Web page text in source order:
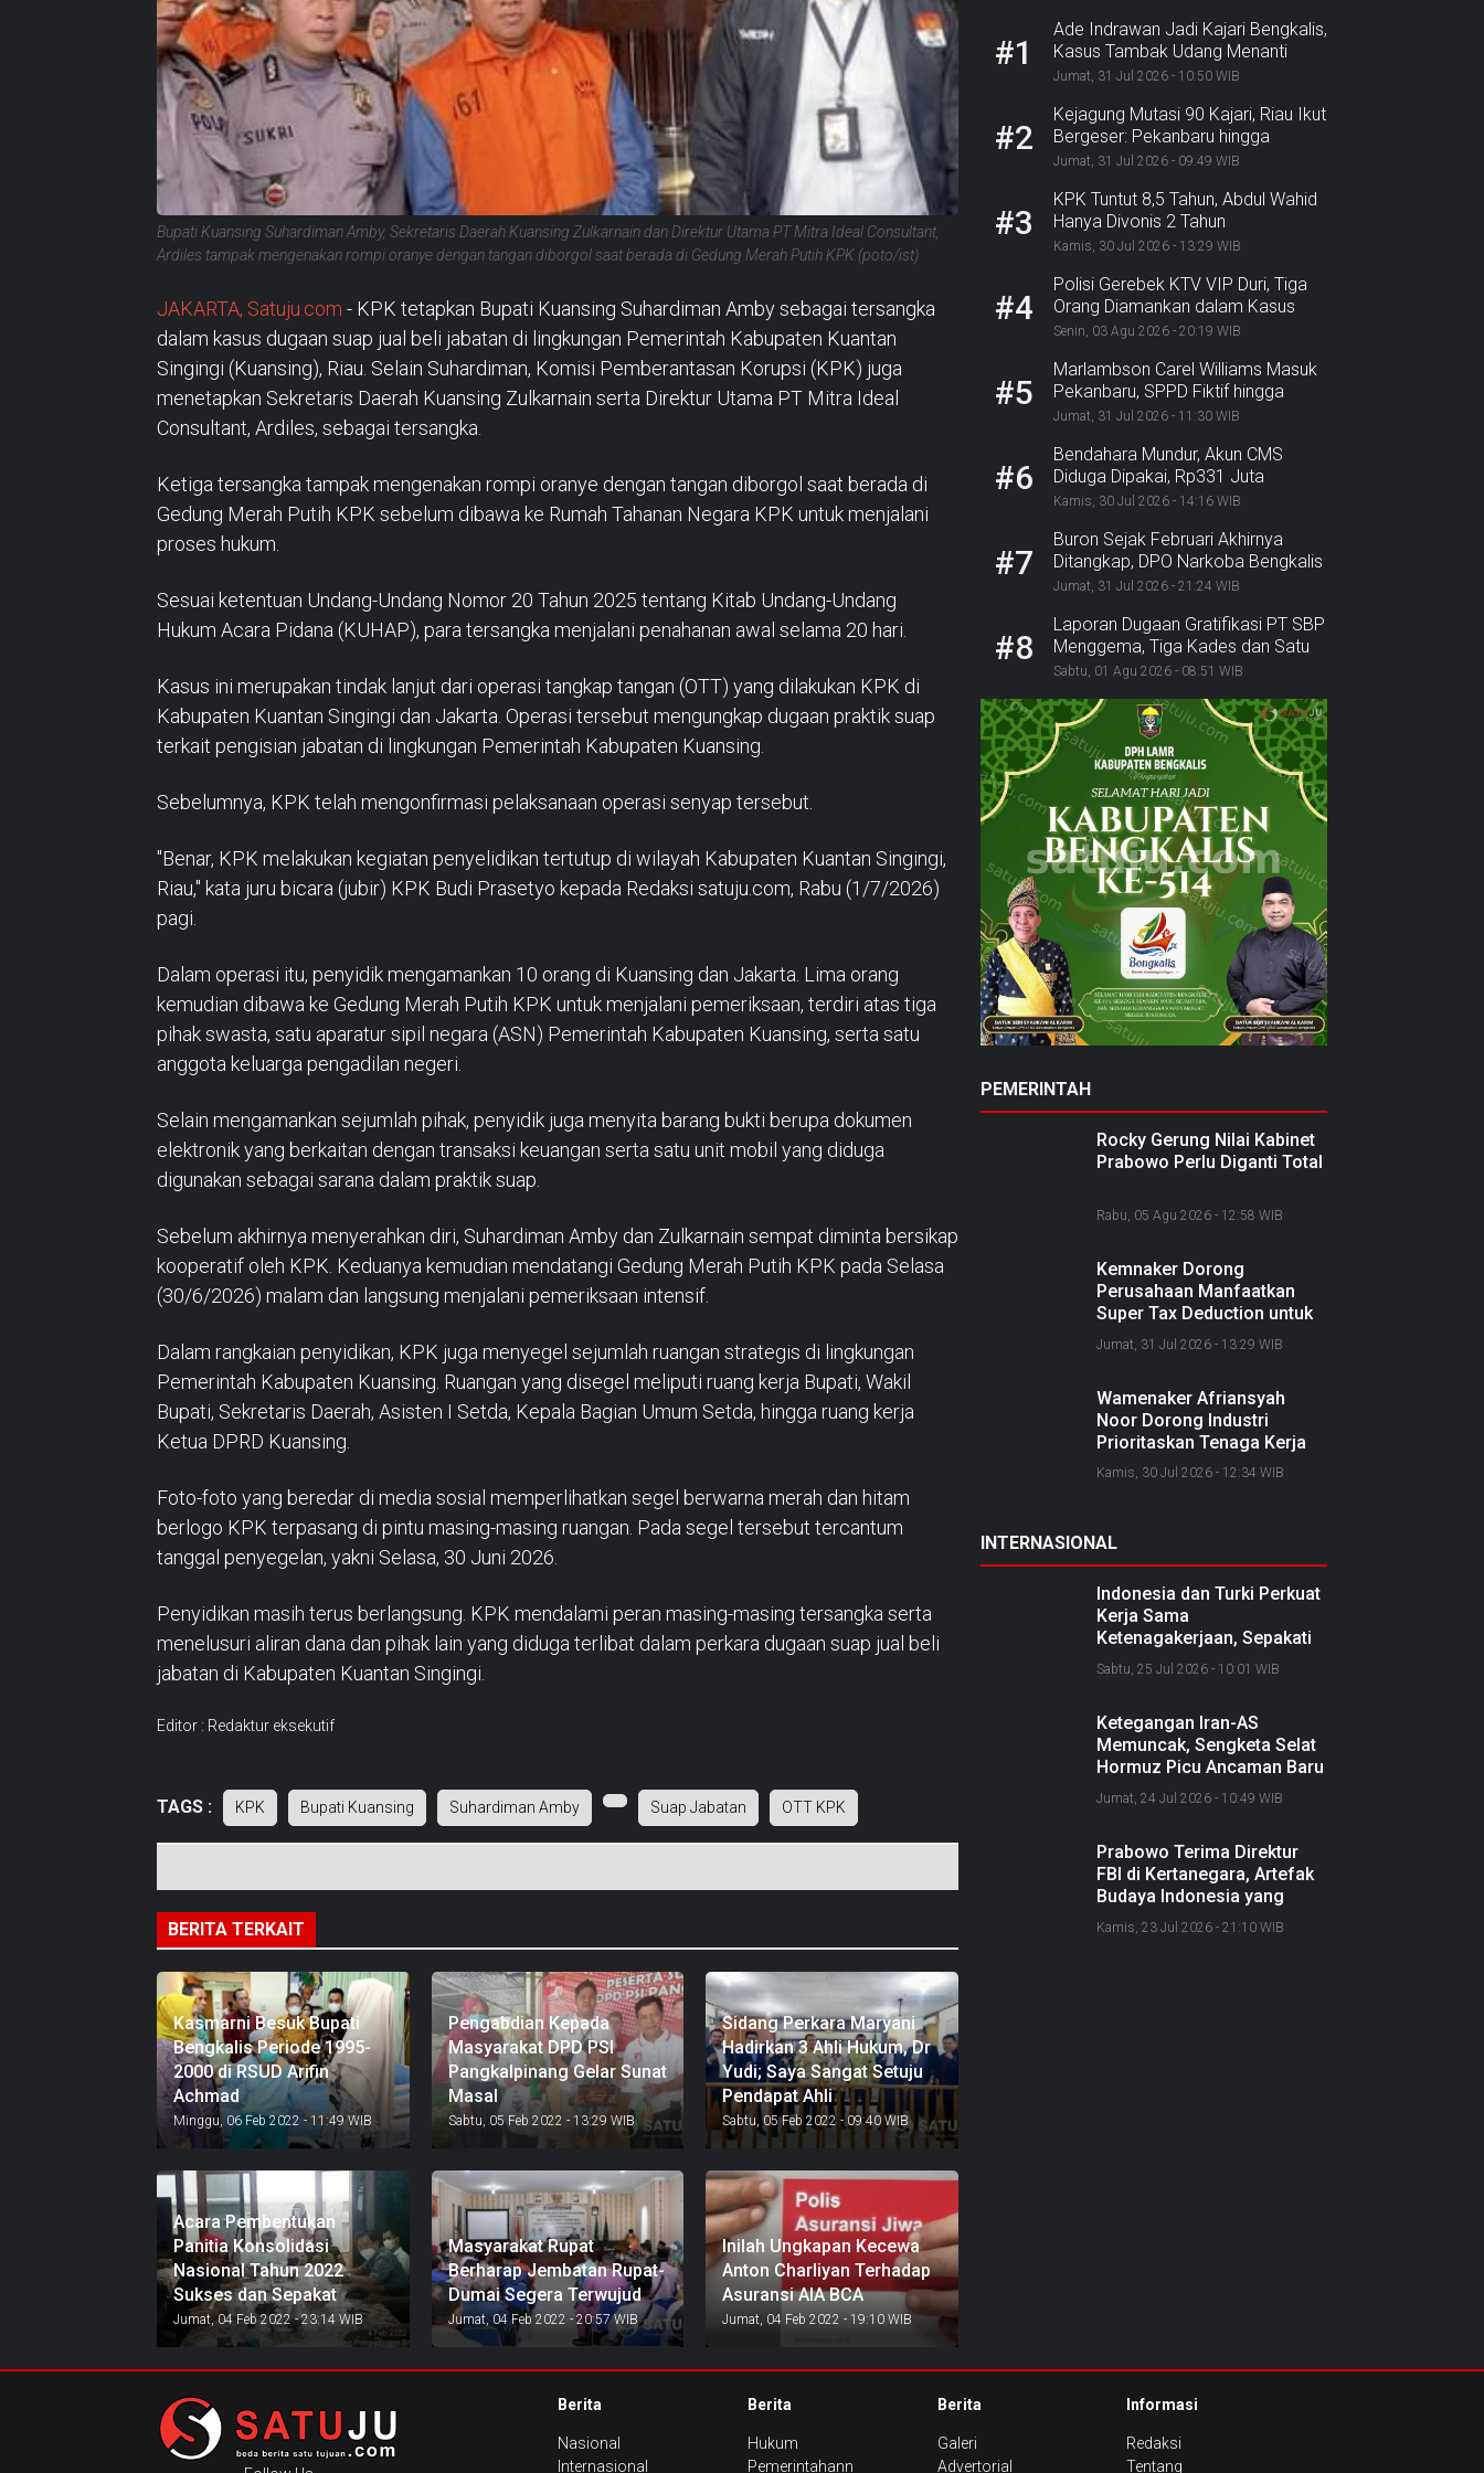
Bupati Kuansing Suhardiman Amby, Sekretaris Daerah Kuansing Zulkarnain dan Direktur Utama PT Mitra Ideal Consultant,
Ardiles tampak mengenakan rompi oranye dengan tangan diborgol saat berada di Gedung Merah Putih KPK.(poto/ist)
JAKARTA, Satuju.com - KPK tetapkan Bupati Kuansing Suhardiman Amby sebagai tersangka
dalam kasus dugaan suap jual beli jabatan di lingkungan Pemerintah Kabupaten Kuantan
Singingi (Kuansing), Riau. Selain Suhardiman, Komisi Pemberantasan Korupsi (KPK) juga
menetapkan Sekretaris Daerah Kuansing Zulkarnain serta Direktur Utama PT Mitra Ideal
Consultant, Ardiles, sebagai tersangka.
Ketiga tersangka tampak mengenakan rompi oranye dengan tangan diborgol saat berada di
Gedung Merah Putih KPK sebelum dibawa ke Rumah Tahanan Negara KPK untuk menjalani
proses hukum.
Sesuai ketentuan Undang-Undang Nomor 20 Tahun 2025 tentang Kitab Undang-Undang
Hukum Acara Pidana (KUHAP), para tersangka menjalani penahanan awal selama 20 hari.
Kasus ini merupakan tindak lanjut dari operasi tangkap tangan (OTT) yang dilakukan KPK di
Kabupaten Kuantan Singingi dan Jakarta. Operasi tersebut mengungkap dugaan praktik suap
terkait pengisian jabatan di lingkungan Pemerintah Kabupaten Kuansing.
Sebelumnya, KPK telah mengonfirmasi pelaksanaan operasi senyap tersebut.
"Benar, KPK melakukan kegiatan penyelidikan tertutup di wilayah Kabupaten Kuantan Singingi,
Riau," kata juru bicara (jubir) KPK Budi Prasetyo kepada Redaksi satuju.com, Rabu (1/7/2026)
pagi.
Dalam operasi itu, penyidik mengamankan 10 orang di Kuansing dan Jakarta. Lima orang
kemudian dibawa ke Gedung Merah Putih KPK untuk menjalani pemeriksaan, terdiri atas tiga
pihak swasta, satu aparatur sipil negara (ASN) Pemerintah Kabupaten Kuansing, serta satu
anggota keluarga pengadilan negeri.
Selain mengamankan sejumlah pihak, penyidik juga menyita barang bukti berupa dokumen
elektronik yang berkaitan dengan transaksi keuangan serta satu unit mobil yang diduga
digunakan sebagai sarana dalam praktik suap.
Sebelum akhirnya menyerahkan diri, Suhardiman Amby dan Zulkarnain sempat diminta bersikap
kooperatif oleh KPK. Keduanya kemudian mendatangi Gedung Merah Putih KPK pada Selasa
(30/6/2026) malam dan langsung menjalani pemeriksaan intensif.
Dalam rangkaian penyidikan, KPK juga menyegel sejumlah ruangan strategis di lingkungan
Pemerintah Kabupaten Kuansing. Ruangan yang disegel meliputi ruang kerja Bupati, Wakil
Bupati, Sekretaris Daerah, Asisten I Setda, Kepala Bagian Umum Setda, hingga ruang kerja
Ketua DPRD Kuansing.
Foto-foto yang beredar di media sosial memperlihatkan segel berwarna merah dan hitam
berlogo KPK terpasang di pintu masing-masing ruangan. Pada segel tersebut tercantum
tanggal penyegelan, yakni Selasa, 30 Juni 2026.
Penyidikan masih terus berlangsung. KPK mendalami peran masing-masing tersangka serta
menelusuri aliran dana dan pihak lain yang diduga terlibat dalam perkara dugaan suap jual beli
jabatan di Kabupaten Kuantan Singingi.
Editor : Redaktur eksekutif
TAGS : KPK Bupati Kuansing Suhardiman Amby Suap Jabatan OTT KPK
BERITA TERKAIT
Kasmarni Besuk Bupati
Bengkalis Periode 1995-
2000 di RSUD Arifin
Achmad
Minggu, 06 Feb 2022 - 11:49 WIB
Pengabdian Kepada
Masyarakat DPD PSI
Pangkalpinang Gelar Sunat
Masal
Sabtu, 05 Feb 2022 - 13:29 WIB
Sidang Perkara Maryani
Hadirkan 3 Ahli Hukum, Dr
Yudi; Saya Sangat Setuju
Pendapat Ahli
Sabtu, 05 Feb 2022 - 09:40 WIB
Acara Pembentukan
Panitia Konsolidasi
Nasional Tahun 2022
Sukses dan Sepakat
Jumat, 04 Feb 2022 - 23:14 WIB
Masyarakat Rupat
Berharap Jembatan Rupat-
Dumai Segera Terwujud
Jumat, 04 Feb 2022 - 20:57 WIB
Inilah Ungkapan Kecewa
Anton Charliyan Terhadap
Asuransi AIA BCA
Jumat, 04 Feb 2022 - 19:10 WIB
#1
Ade Indrawan Jadi Kajari Bengkalis,
Kasus Tambak Udang Menanti
Jumat, 31 Jul 2026 - 10:50 WIB
#2
Kejagung Mutasi 90 Kajari, Riau Ikut
Bergeser: Pekanbaru hingga
Bengkalis
Jumat, 31 Jul 2026 - 09:49 WIB
#3
KPK Tuntut 8,5 Tahun, Abdul Wahid
Hanya Divonis 2 Tahun
Kamis, 30 Jul 2026 - 13:29 WIB
#4
Polisi Gerebek KTV VIP Duri, Tiga
Orang Diamankan dalam Kasus
Dugaan Ekstasi
Senin, 03 Agu 2026 - 20:19 WIB
#5
Marlambson Carel Williams Masuk
Pekanbaru, SPPD Fiktif hingga
Sosper Menanti
Jumat, 31 Jul 2026 - 11:30 WIB
#6
Bendahara Mundur, Akun CMS
Diduga Dipakai, Rp331 Juta
Disorot: SPKN Desak KPK dan
Kamis, 30 Jul 2026 - 14:16 WIB
#7
Buron Sejak Februari Akhirnya
Ditangkap, DPO Narkoba Bengkalis
Diciduk Bersama 2 Rekannya
Jumat, 31 Jul 2026 - 21:24 WIB
#8
Laporan Dugaan Gratifikasi PT SBP
Menggema, Tiga Kades dan Satu
Lurah Inhu Diseret ke Kejaksaan
Sabtu, 01 Agu 2026 - 08:51 WIB
PEMERINTAH
Rocky Gerung Nilai Kabinet
Prabowo Perlu Diganti Total
Rabu, 05 Agu 2026 - 12:58 WIB
Kemnaker Dorong
Perusahaan Manfaatkan
Super Tax Deduction untuk
Tingkatkan Kompetensi
Jumat, 31 Jul 2026 - 13:29 WIB
Wamenaker Afriansyah
Noor Dorong Industri
Prioritaskan Tenaga Kerja
Lokal dan Perkuat SDM
Kamis, 30 Jul 2026 - 12:34 WIB
INTERNASIONAL
Indonesia dan Turki Perkuat
Kerja Sama
Ketenagakerjaan, Sepakati
Joint Action Plan 2026–
2027
Sabtu, 25 Jul 2026 - 10:01 WIB
Ketegangan Iran-AS
Memuncak, Sengketa Selat
Hormuz Picu Ancaman Baru
soal Jalur Minyak Dunia
Jumat, 24 Jul 2026 - 10:49 WIB
Prabowo Terima Direktur
FBI di Kertanegara, Artefak
Budaya Indonesia yang
Diselundupkan Dipulangkan
Kamis, 23 Jul 2026 - 21:10 WIB
Berita
Nasional
Internasional
Berita
Hukum
Pemerintahann
Berita
Galeri
Advertorial
Informasi
Redaksi
Tentang